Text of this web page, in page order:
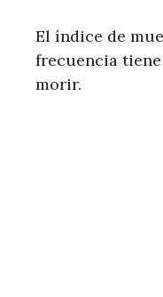
El índice de
frecuencia
morir.